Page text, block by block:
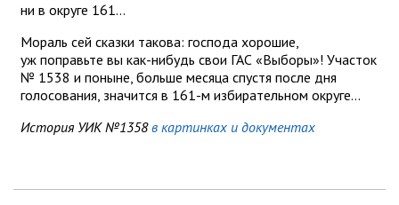
ни в округе 161...
Мораль сей сказки такова: господа хорошие,
уж поправьте вы как-нибудь свои ГАС «Выборы»! Участок
№ 1538 и поныне, больше месяца спустя после дня
голосования, значится в 161-м избирательном округе...
История УИК №1358в картинках и документах